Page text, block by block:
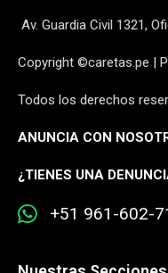
Av. Guardia Civil 1321,
Copyright ©caretas.pe |
Todos los derechos
ANUNCIA CON
¿TIENES UNA
+51 961-602-